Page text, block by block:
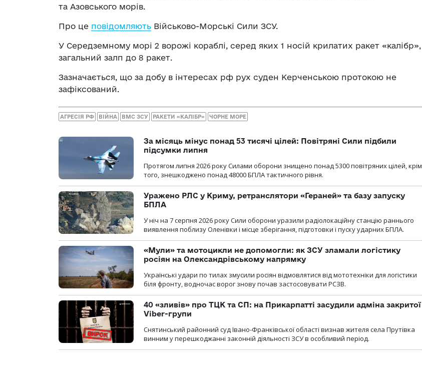
та Азовського морів.
Про це повідомляють Військово-Морські Сили ЗСУ.
У Середземному морі 2 ворожі кораблі, серед яких 1 носій крилатих ракет «калібр»,
загальний залп до 8 ракет.
Зазначається, що за добу в інтересах рф рух суден Керченською протокою не
зафіксований.
АГРЕСІЯ РФ ВІЙНА ВМС ЗСУ РАКЕТИ «КАЛІБР» ЧОРНЕ МОРЕ
За місяць мінус понад 53 тисячі цілей: Повітряні Сили підбили
підсумки липня
Протягом липня 2026 року Cилами оборони знищено понад 5300 повітряних цілей, крім
того, знешкоджено понад 48000 БПЛА тактичного рівня.
Уражено РЛС у Криму, ретранслятори «Гераней» та базу запуску
БПЛА
У ніч на 7 серпня 2026 року Сили оборони уразили радіолокаційну станцію раннього
виявлення поблизу Оленівки і місце зберігання, підготовки і пуску ударних БПЛА.
«Мули» та мотоцикли не допомогли: як ЗСУ зламали логістику
росіян на Олександрівському напрямку
Українські удари по тилах змусили росіян відмовлятися від мототехніки для логістики
біля фронту, водночас ворог знову почав застосовувати РСЗВ.
40 «зливів» про ТЦК та СП: на Прикарпатті засудили адміна закритої
Viber-групи
Снятинський районний суд Івано-Франківської області визнав жителя села Прутівка
винним у перешкоджанні законній діяльності ЗСУ в особливий період.